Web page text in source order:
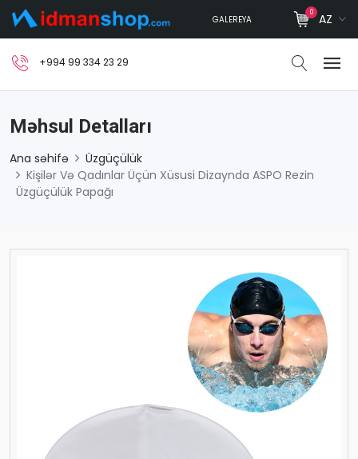
GALEREYA
0 AZ
+994 99 334 23 29
Məhsul Detalları
Ana səhifə
Üzgüçülük
Kişilər Və Qadınlar Üçün Xüsusi Dizaynda ASPO Rezin
Üzgüçülük Papağı